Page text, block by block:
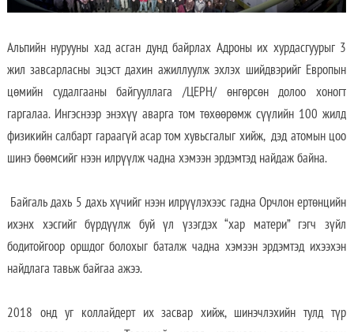
Альпийн нурууны хад асган дунд байрлах Адроны их хурдасгуурыг 3
жил завсарласны эцэст дахин ажиллуулж эхлэх шийдвэрийг Европын
цөмийн судалгааны байгууллага /ЦЕРН/ өнгөрсөн долоо хоногт
гаргалаа. Ингэснээр энэхүү аварга том төхөөрөмж сүүлийн 100 жилд
физикийн салбарт гараагүй асар том хувьсгалыг хийж, дэд атомын цоо
шинэ бөөмсийг нээн илрүүлж чадна хэмээн эрдэмтэд найдаж байна.
Байгаль дахь 5 дахь хүчийг нээн илрүүлэхээс гадна Орчлон ертөнцийн
ихэнх хэсгийг бүрдүүлж буй үл үзэгдэх “хар матери” гэгч зүйл
бодитойгоор оршдог болохыг баталж чадна хэмээн эрдэмтэд ихээхэн
найдлага тавьж байгаа ажээ.
2018 онд уг коллайдерт их засвар хийж, шинэчлэхийн тулд түр